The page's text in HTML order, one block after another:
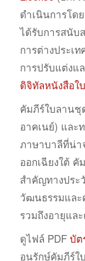
ดำเนินการโดย
ได้รับการสนับ
การต่างประเ
การปรับแต่งแ
ดิจิทัลหนังสือใ
คัมภีร์ใบลานชุ
อาคเนย์) และ
ภาษาบาลีที่น่า
ออกเฉียงใต้
สำคัญทางประ
วัฒนธรรมและ
รวมถึงอายุแล
ดูไฟล์ PDF บัต
อนุรักษ์คัมภีร์ใ